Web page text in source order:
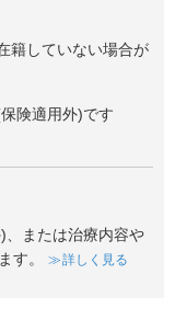
籍していない場合が
険適用外)です
、または治療内容や
す。
詳しく見る